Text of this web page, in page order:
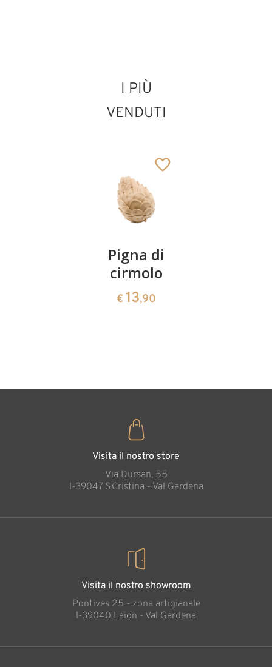
San Romedio con
Aggiunto al carrello
I PIÙ
VENDUTI
Pigna di
cirmolo
€ 13,90
Visita il nostro store
Via Dursan, 55
l-39047 S.Cristina - Val Gardena
Visita il nostro showroom
Pontives 25 - zona artigianale
l-39040 Laion - Val Gardena